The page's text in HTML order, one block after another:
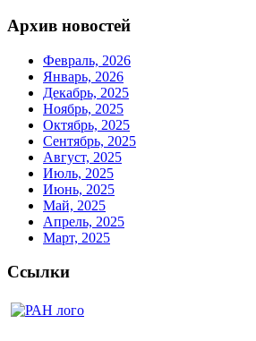
Архив новостей
Февраль, 2026
Январь, 2026
Декабрь, 2025
Ноябрь, 2025
Октябрь, 2025
Сентябрь, 2025
Август, 2025
Июль, 2025
Июнь, 2025
Май, 2025
Апрель, 2025
Март, 2025
Ссылки